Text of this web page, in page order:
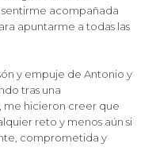
acompañada
apuntarme a todas las
y empuje de Antonio y
tras una
me hicieron creer que
reto y menos aún si
comprometida y